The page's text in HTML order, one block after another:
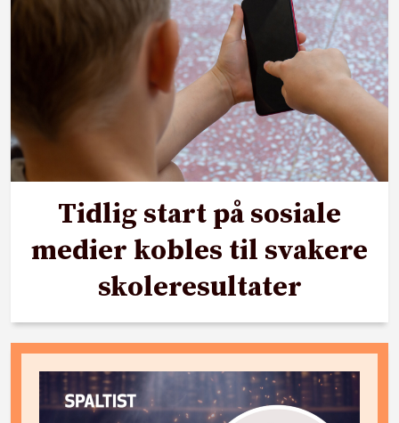
Tidlig start på sosiale
medier kobles til svakere
skoleresultater